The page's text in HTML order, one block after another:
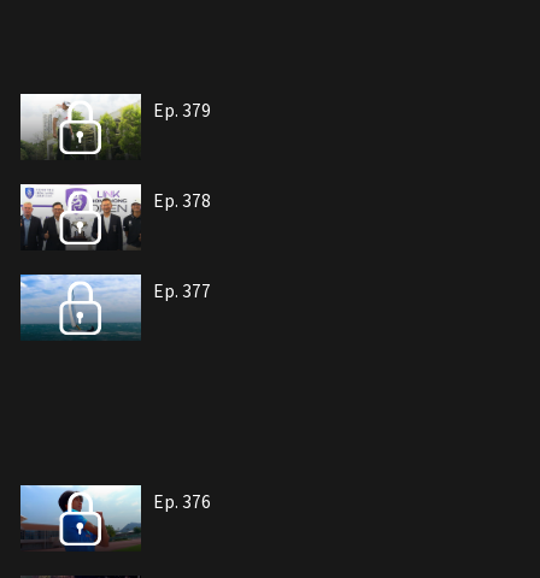
Ep. 379
Ep. 378
Ep. 377
Ep. 376